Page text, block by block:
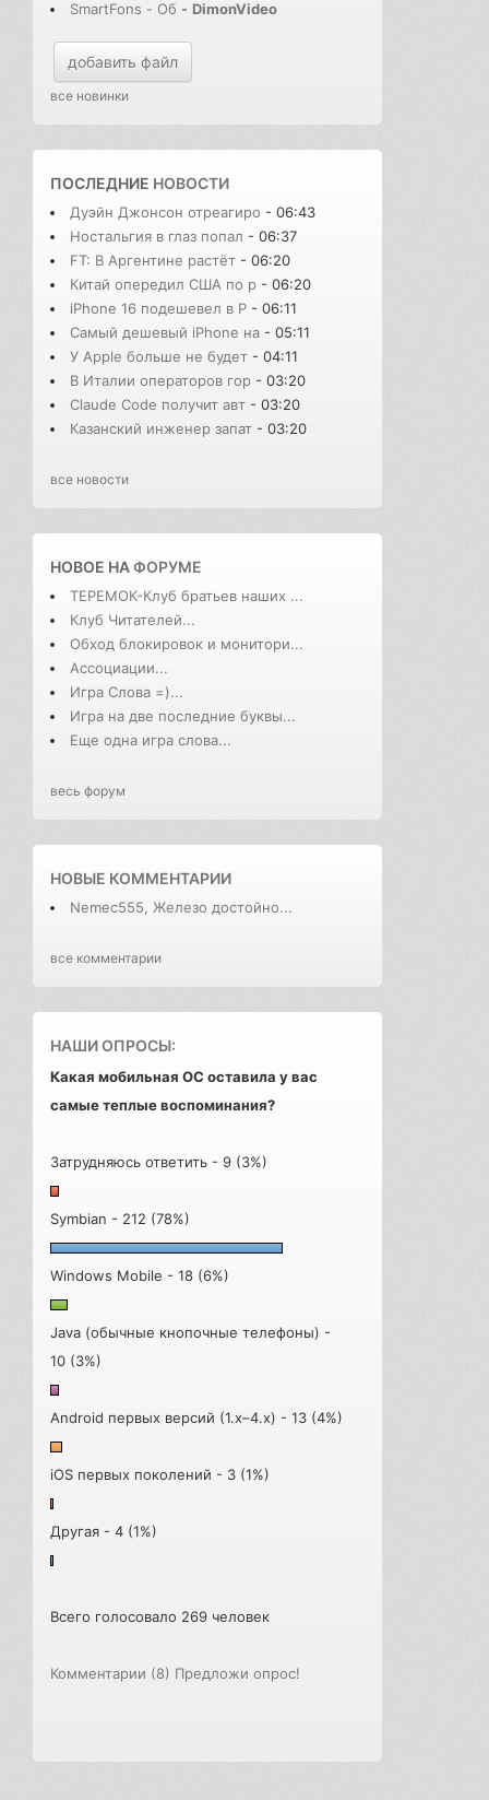
SmartFons - Об - DimonVideo
добавить файл
все новинки
ПОСЛЕДНИЕ НОВОСТИ
Дуэйн Джонсон отреагиро - 06:43
Ностальгия в глаз попал - 06:37
FT: В Аргентине растёт - 06:20
Китай опередил США по р - 06:20
iPhone 16 подешевел в Р - 06:11
Самый дешевый iPhone на - 05:11
У Apple больше не будет - 04:11
В Италии операторов гор - 03:20
Claude Code получит авт - 03:20
Казанский инженер запат - 03:20
все новости
НОВОЕ НАФОРУМЕ
ТЕРЕМОК-Клуб братьев наших ...
Клуб Читателей...
Обход блокировок и монитори...
Ассоциации...
Игра Слова =)...
Игра на две последние буквы...
Еще одна игра слова...
весь форум
НОВЫЕ КОММЕНТАРИИ
Nemec555, Железо достойно...
все комментарии
НАШИ ОПРОСЫ:
Какая мобильная ОС оставила у вас
самые теплые воспоминания?
Затрудняюсь ответить - 9 (3%)
Symbian - 212 (78%)
Windows Mobile - 18 (6%)
Java (обычные кнопочные телефоны) -
10 (3%)
Android первых версий (1.x–4.x) - 13 (4%)
iOS первых поколений - 3 (1%)
Другая - 4 (1%)
Всего голосовало 269 человек
Комментарии (8) Предложи опрос!